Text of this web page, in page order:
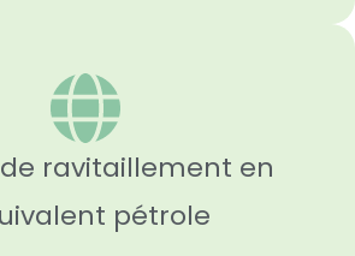
ravitaillement en
pétrole